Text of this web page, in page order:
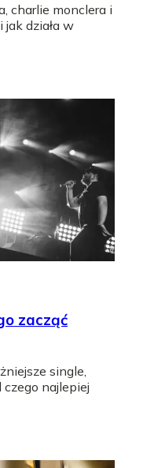
charlie monclera i
działa w
zacząć
single,
czego najlepiej